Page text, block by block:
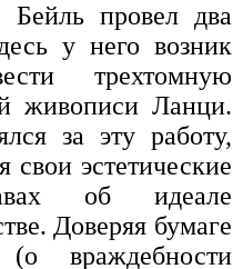
провел два
у него возник
трехтомную
живописи Ланци.
за эту работу,
свои эстетические
об идеале
Доверяя бумаге
враждебности